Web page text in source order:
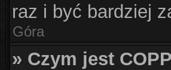
raz i być bardziej
Góra
» Czym jest